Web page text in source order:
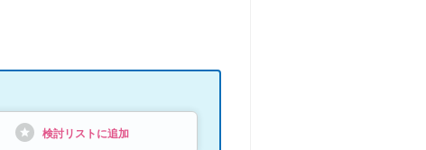
検討リストに追加